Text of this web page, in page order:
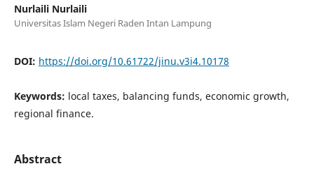
Nurlaili Nurlaili
Universitas Islam Negeri Raden Intan Lampung
DOI: https://doi.org/10.61722/jinu.v3i4.10178
Keywords: local taxes, balancing funds, economic growth,
regional finance.
Abstract